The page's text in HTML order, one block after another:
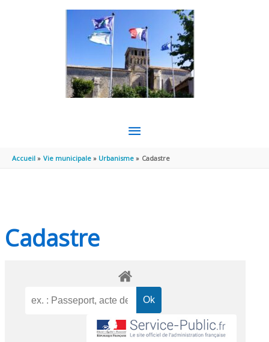
MENU
PRINCIPAL
Accueil Vie municipale Urbanisme Cadastre
Cadastre